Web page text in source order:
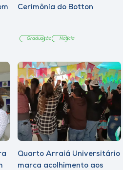
Cerimônia do Botton
Graduação Notícia
Quarto Arraiá Universitário
marca acolhimento aos